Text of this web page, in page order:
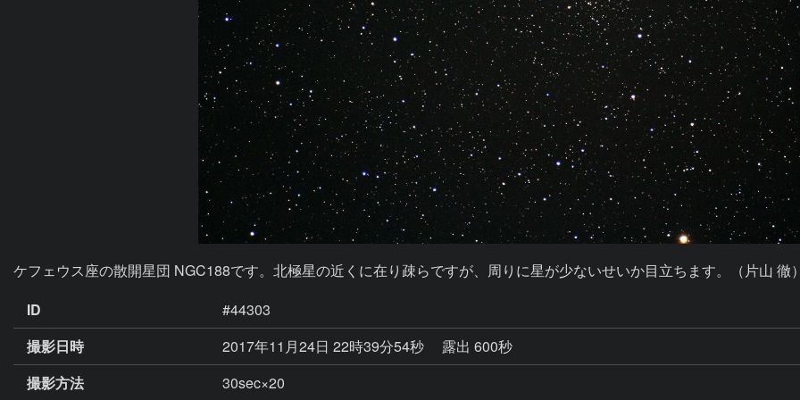
ケフェウス座の散開星団 NGC188です。北極星の近くに在り疎らですが、周りに星が少ないせいか目立ちます。（片山 徹
ID
#44303
撮影日時
2017年11月24日 22時39分54秒
露出 600秒
撮影方法
30sec×20